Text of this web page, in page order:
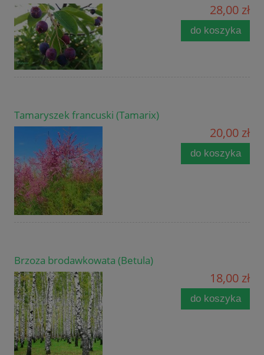
28,00 zł
do koszyka
Tamaryszek francuski (Tamarix)
20,00 zł
do koszyka
Brzoza brodawkowata (Betula)
18,00 zł
do koszyka